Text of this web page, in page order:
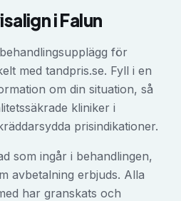
iFalun
för
med tandpris.se. Fyll i en
om din situation, så
kliniker i
prisindikationer.
som ingår i behandlingen,
avbetalning erbjuds. Alla
har granskats och